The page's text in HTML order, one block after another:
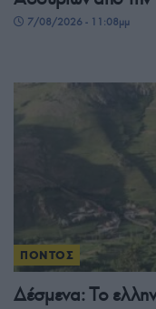
7/08/2026 - 11:08μμ
ΠΟΝΤΟΣ
Δέσμενα: Το